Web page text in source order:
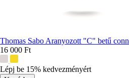
Thomas Sabo Aranyozott "C" betű
16 000 Ft
színek:
Lépj be 15% kedvezményért